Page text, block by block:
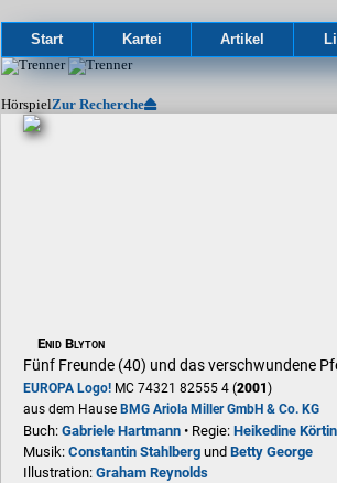
Start Kartei Artikel
HörspielZur Recherche
Enid Blyton
Fünf Freunde (40) und das verschwundene
EUROPA Logo! MC 74321 82555 4 (2001)
aus dem HauseBMG Ariola Miller GmbH & Co. KG
Buch:Gabriele Hartmann • Regie:Heikedine
Musik:Constantin Stahlberg undBetty George
Illustration:Graham Reynolds